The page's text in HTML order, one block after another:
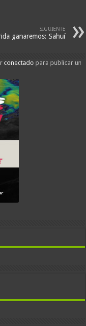
SIGUIENTE
ganaremos: Sahuí
conectado para publicar un